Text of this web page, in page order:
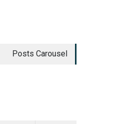
Posts Carousel